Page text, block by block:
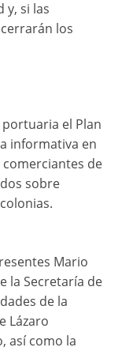
y, si las
los
el Plan
informativa en
de
sobre
Mario
la Secretaría de
de la
Lázaro
así como la